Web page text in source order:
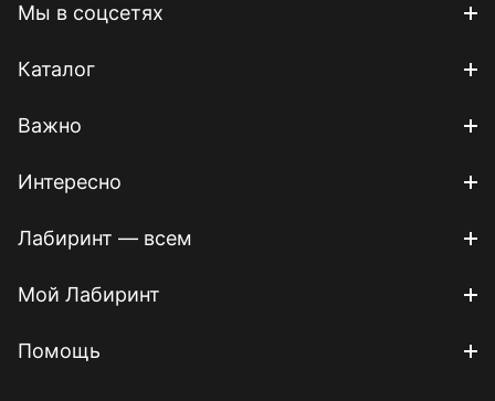
Мы в соцсетях
Каталог
Важно
Интересно
Лабиринт — всем
Мой Лабиринт
Помощь